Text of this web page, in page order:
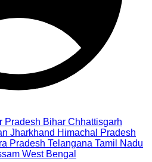
Pradesh Bihar Chhattisgarh
Jharkhand Himachal Pradesh
Pradesh Telangana Tamil Nadu
West Bengal